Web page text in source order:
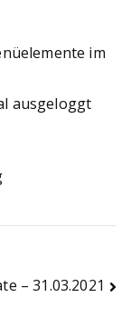
im
ausgeloggt
– 31.03.2021